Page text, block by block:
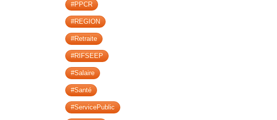
#PPCR
#REGION
#Retraite
#RIFSEEP
#Salaire
#Santé
#ServicePublic